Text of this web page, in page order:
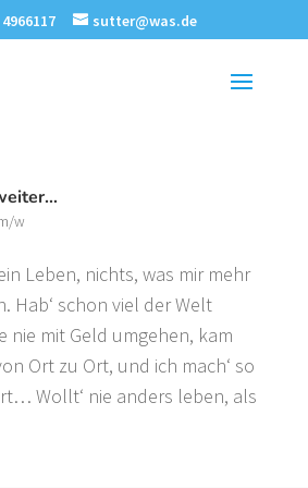
sutter@was.de
w
Leben, nichts, was mir mehr
Hab‘ schon viel der Welt
nie mit Geld umgehen, kam
Ort zu Ort, und ich mach‘ so
Wollt‘ nie anders leben, als